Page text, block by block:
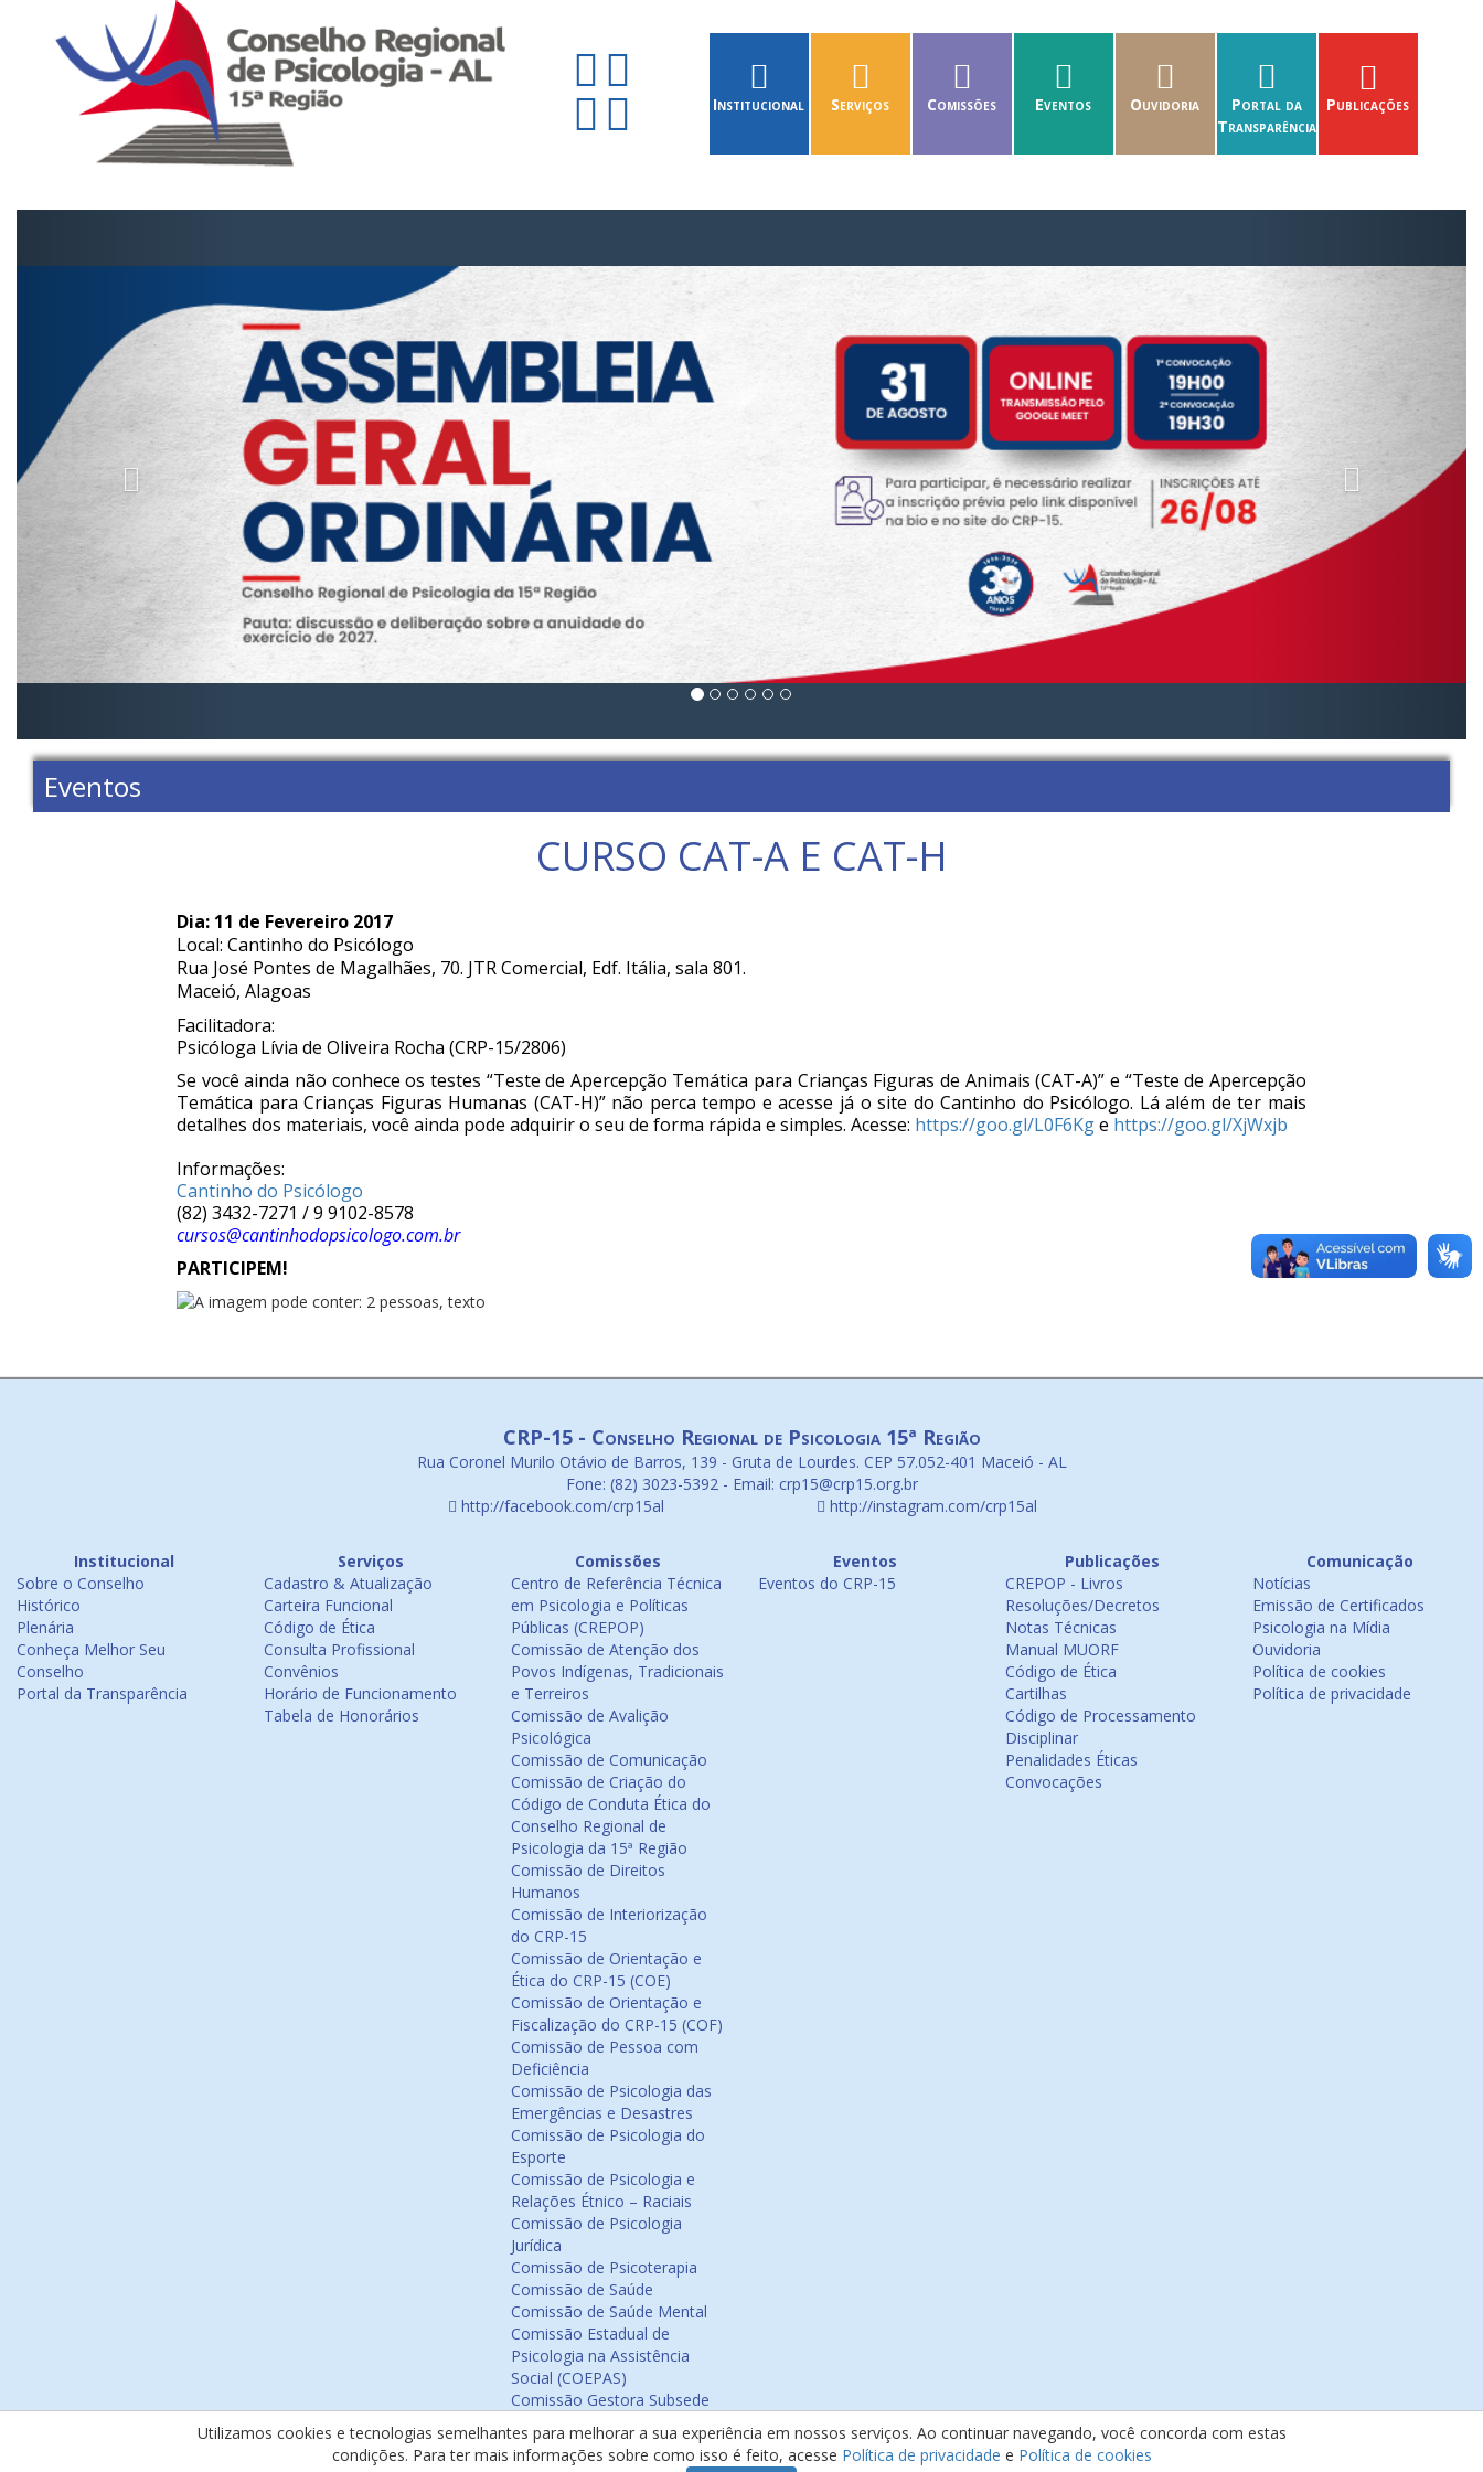
Institucional Serviços Comissões Eventos Ouvidoria
Portal da
Transparência
Publicações
Eventos
CURSO CAT-A E CAT-H
Dia: 11 de Fevereiro 2017
Local: Cantinho do Psicólogo
Rua José Pontes de Magalhães, 70. JTR Comercial, Edf. Itália, sala 801.
Maceió, Alagoas
Facilitadora:
Psicóloga Lívia de Oliveira Rocha (CRP-15/2806)
Se você ainda não conhece os testes “Teste de Apercepção Temática para Crianças Figuras de Animais (CAT-A)” e “Teste de Apercepção
Temática para Crianças Figuras Humanas (CAT-H)” não perca tempo e acesse já o site do Cantinho do Psicólogo. Lá além de ter mais
detalhes dos materiais, você ainda pode adquirir o seu de forma rápida e simples. Acesse: https://goo.gl/L0F6Kge https://goo.gl/XjWxjb
Informações:
Cantinho do Psicólogo
(82) 3432-7271 / 9 9102-8578
cursos@cantinhodopsicologo.com.br
PARTICIPEM!
CRP-15 - Conselho Regional de Psicologia 15ª Região
Rua Coronel Murilo Otávio de Barros, 139 - Gruta de Lourdes. CEP 57.052-401 Maceió - AL
Fone: (82) 3023-5392 - Email: crp15@crp15.org.br
http://facebook.com/crp15al
http://instagram.com/crp15al
Institucional
Sobre o Conselho
Histórico
Plenária
Conheça Melhor Seu
Conselho
Portal da Transparência
Serviços
Cadastro & Atualização
Carteira Funcional
Código de Ética
Consulta Profissional
Convênios
Horário de Funcionamento
Tabela de Honorários
Comissões
Centro de Referência Técnica
em Psicologia e Políticas
Públicas (CREPOP)
Comissão de Atenção dos
Povos Indígenas, Tradicionais
e Terreiros
Comissão de Avalição
Psicológica
Comissão de Comunicação
Comissão de Criação do
Código de Conduta Ética do
Conselho Regional de
Psicologia da 15ª Região
Comissão de Direitos
Humanos
Comissão de Interiorização
do CRP-15
Comissão de Orientação e
Ética do CRP-15 (COE)
Comissão de Orientação e
Fiscalização do CRP-15 (COF)
Comissão de Pessoa com
Deficiência
Comissão de Psicologia das
Emergências e Desastres
Comissão de Psicologia do
Esporte
Comissão de Psicologia e
Relações Étnico – Raciais
Comissão de Psicologia
Jurídica
Comissão de Psicoterapia
Comissão de Saúde
Comissão de Saúde Mental
Comissão Estadual de
Psicologia na Assistência
Social (COEPAS)
Comissão Gestora Subsede
Comissão Psicologia na
Educação
Eventos
Eventos do CRP-15
Publicações
CREPOP - Livros
Resoluções/Decretos
Notas Técnicas
Manual MUORF
Código de Ética
Cartilhas
Código de Processamento
Disciplinar
Penalidades Éticas
Convocações
Comunicação
Notícias
Emissão de Certificados
Psicologia na Mídia
Ouvidoria
Política de cookies
Política de privacidade
Utilizamos cookies e tecnologias semelhantes para melhorar a sua experiência em nossos serviços. Ao continuar navegando, você concorda com estas
condições. Para ter mais informações sobre como isso é feito, acesse Política de privacidade e Política de cookies